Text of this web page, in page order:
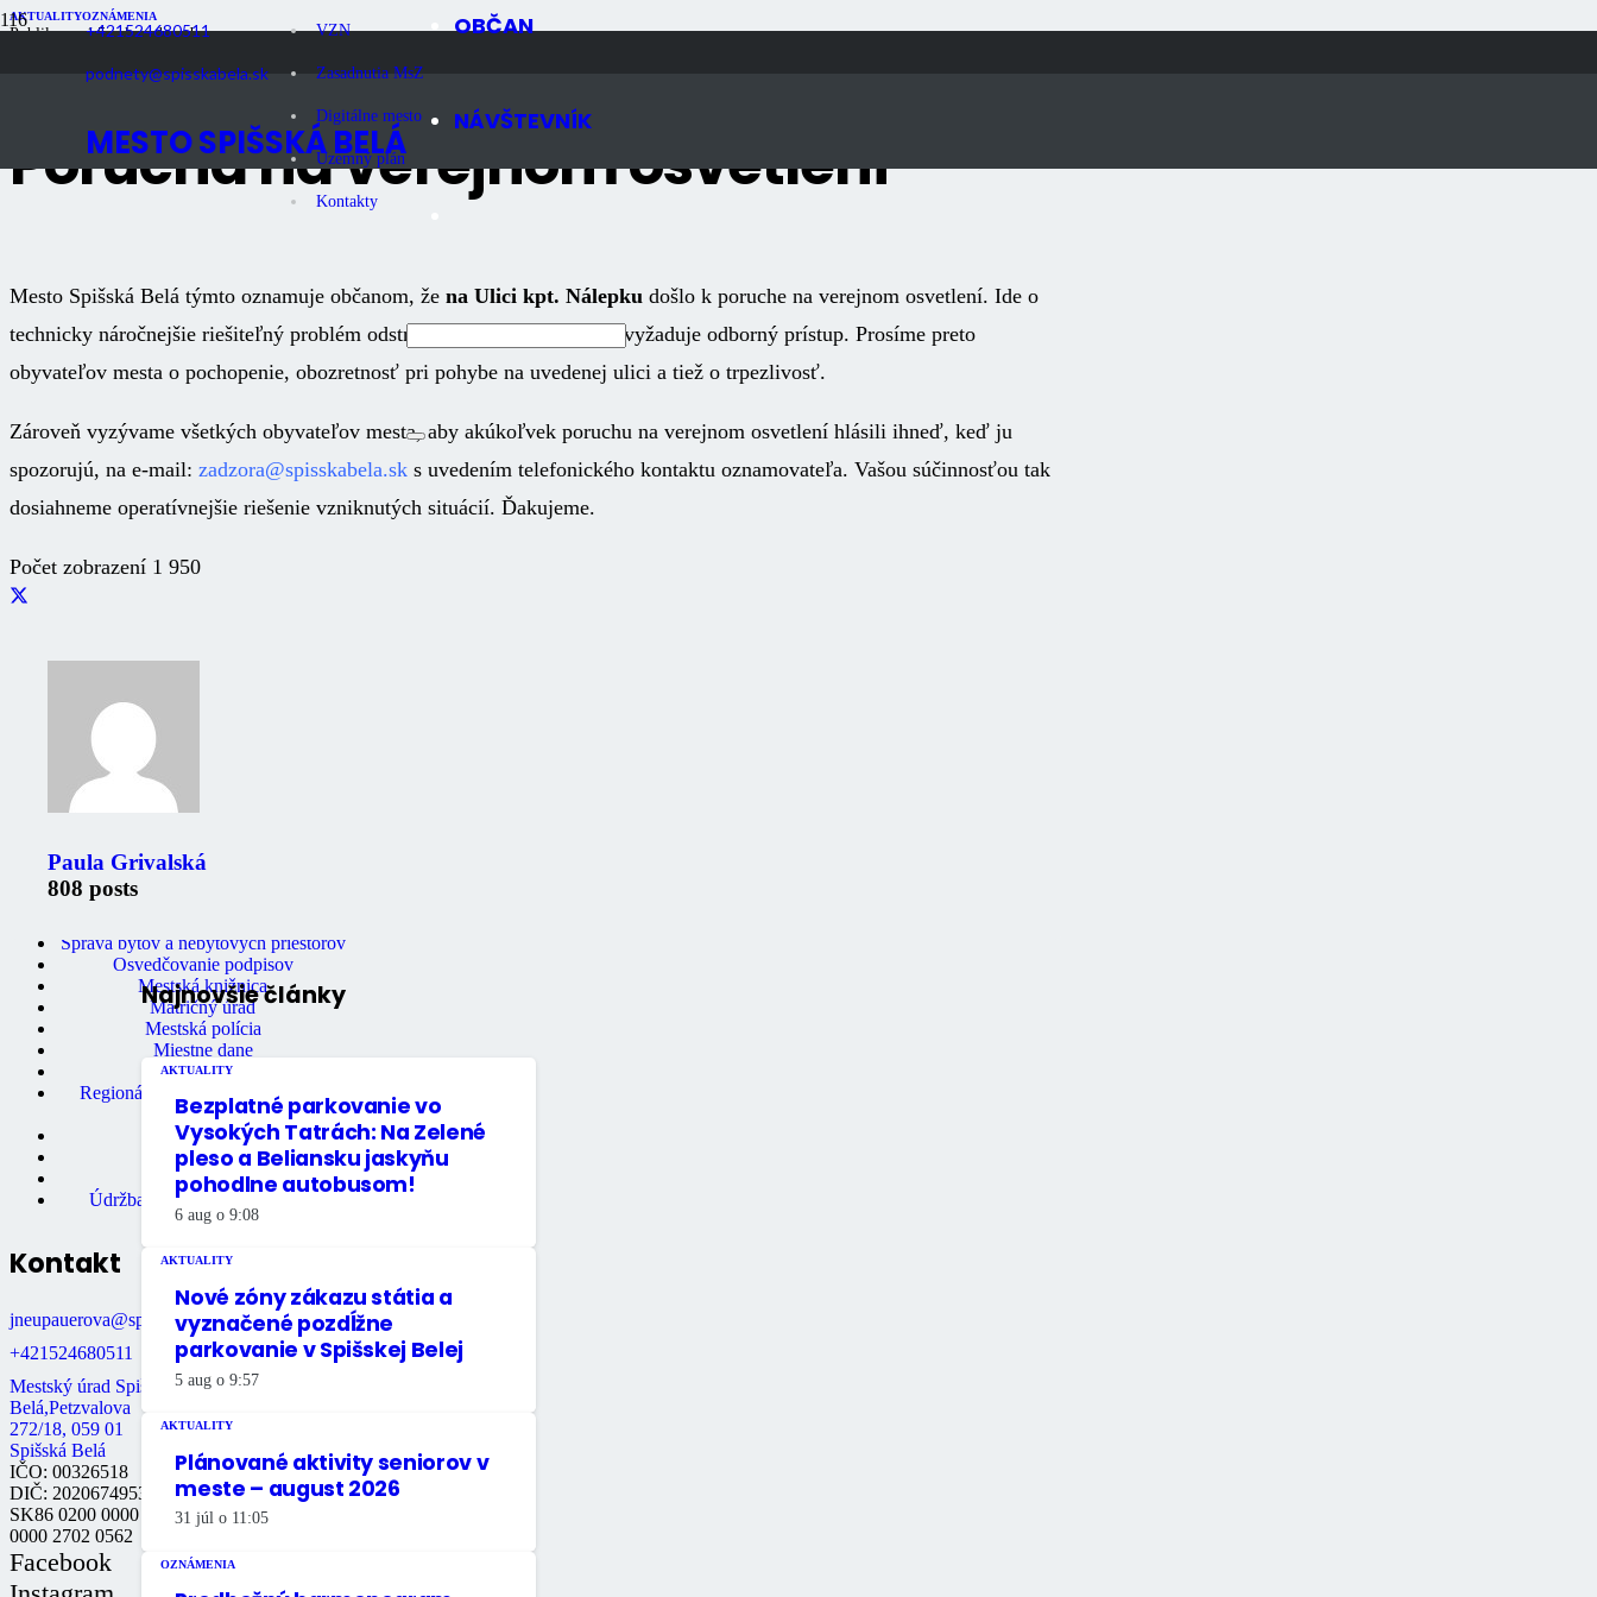
+421524680511
podnety@spisskabela.sk
VZN
Zasadnutia MsZ
Digitálne mesto
Územný plán
Kontakty
MESTO SPIŠSKÁ BELÁ
OBČAN
NÁVŠTEVNÍK
AKTUALITYOZNÁMENIA
Publikované5 rokov dozadu
Porucha na verejnom osvetlení
Mesto Spišská Belá týmto oznamuje občanom, že na Ulici kpt. Nálepku došlo k poruche na verejnom osvetlení. Ide o
technicky náročnejšie riešiteľný problém odstránenia poruchy, ktorý si vyžaduje odborný prístup. Prosíme preto
obyvateľov mesta o pochopenie, obozretnosť pri pohybe na uvedenej ulici a tiež o trpezlivosť.
Zároveň vyzývame všetkých obyvateľov mesta, aby akúkoľvek poruchu na verejnom osvetlení hlásili ihneď, keď ju
spozorujú, na e-mail: zadzora@spisskabela.sk s uvedením telefonického kontaktu oznamovateľa. Vašou súčinnosťou tak
dosiahneme operatívnejšie riešenie vzniknutých situácií. Ďakujeme.
Počet zobrazení 1 950
Paula Grivalská
808 posts
Najnovšie články
AKTUALITY
Bezplatné parkovanie vo
Vysokých Tatrách: Na Zelené
pleso a Beliansku jaskyňu
pohodlne autobusom!
6 aug o 9:08
AKTUALITY
Nové zóny zákazu státia a
vyznačené pozdĺžne
parkovanie v Spišskej Belej
5 aug o 9:57
AKTUALITY
Plánované aktivity seniorov v
meste – august 2026
31 júl o 11:05
OZNÁMENIA
Zaujimavé odkazy
Oznámenia
Úradná tabuľa
Mestské noviny
Ochrana osobných údajov
Správa bytov a nebytových priestorov
Osvedčovanie podpisov
Mestská knižnica
Matričný úrad
Mestská polícia
Miestne dane
Primátor mesta
Regionálne turistické informačné
centrum
Rozpočet mesta
Školstvo
Údržba bytov
Údržba nebytových priestorov
Kontakt
jneupauerova@spisskabela.sk
+421524680511
Mestský úrad Spišská
Belá,Petzvalova
272/18, 059 01
Spišská Belá
IČO: 00326518
DIČ: 2020674953
SK86 0200 0000
0000 2702 0562
Facebook